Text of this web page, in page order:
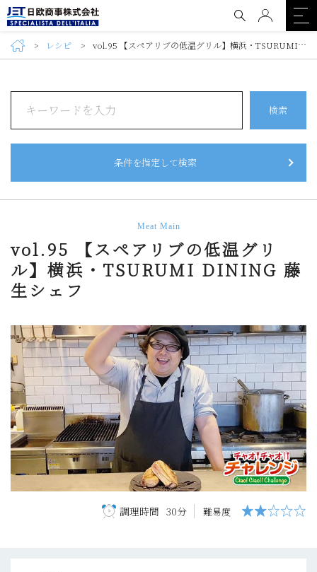
レシピ vol.95 【スペアリブの低温グリル】横浜・TSURUMI DINING 藤生シェフ
検索
条件を指定して検索
Meat Main
vol.95 【スペアリブの低温グリ
ル】横浜・TSURUMI DINING 藤
生シェフ
調理時間 30分 難易度